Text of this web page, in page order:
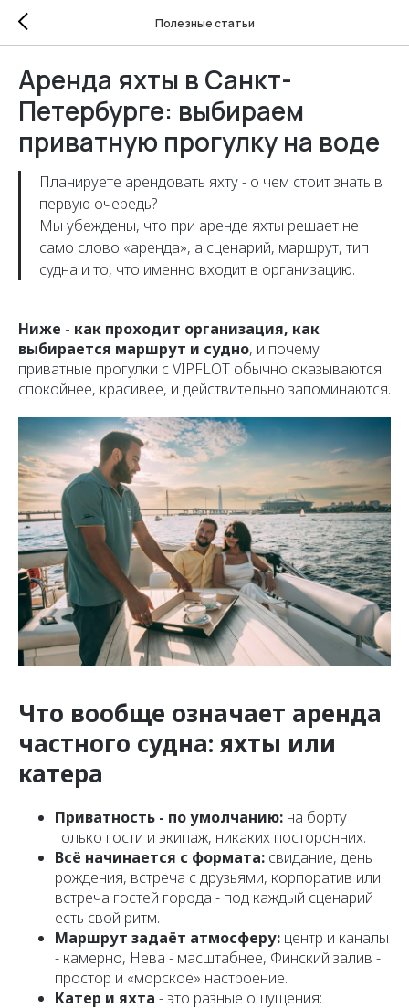
Полезные статьи
Аренда яхты в Санкт-
Петербурге: выбираем
приватную прогулку на воде
Планируете арендовать яхту - о чем стоит знать в
первую очередь?
Мы убеждены, что при аренде яхты решает не
само слово «аренда», а сценарий, маршрут, тип
судна и то, что именно входит в организацию.
Ниже - как проходит организация, как
выбирается маршрут и судно, и почему
приватные прогулки с VIPFLOT обычно оказываются
спокойнее, красивее, и действительно запоминаются.
Что вообще означает аренда
частного судна: яхты или
катера
Приватность - по умолчанию: на борту
только гости и экипаж, никаких посторонних.
Всё начинается с формата: свидание, день
рождения, встреча с друзьями, корпоратив или
встреча гостей города - под каждый сценарий
есть свой ритм.
Маршрут задаёт атмосферу: центр и каналы
- камерно, Нева - масштабнее, Финский залив -
простор и «морское» настроение.
Катер и яхта - это разные ощущения: